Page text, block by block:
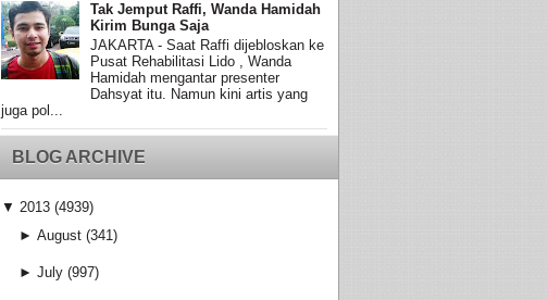
Tak Jemput Raffi, Wanda Hamidah
Kirim Bunga Saja
JAKARTA - Saat Raffi dijebloskan ke
Pusat Rehabilitasi Lido , Wanda
Hamidah mengantar presenter
Dahsyat itu. Namun kini artis yang
juga pol...
BLOG ARCHIVE
▼ 2013 (4939)
► August (341)
► July (997)